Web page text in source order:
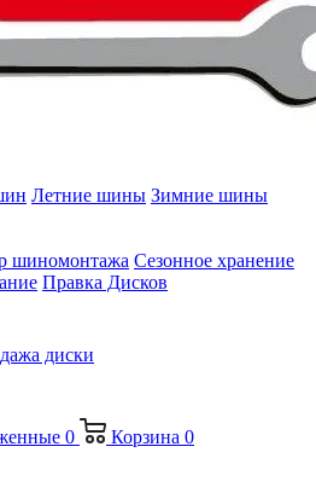
Летние шины Зимние шины
шиномонтажа Сезонное хранение
Правка Дисков
диски
0 Корзина 0